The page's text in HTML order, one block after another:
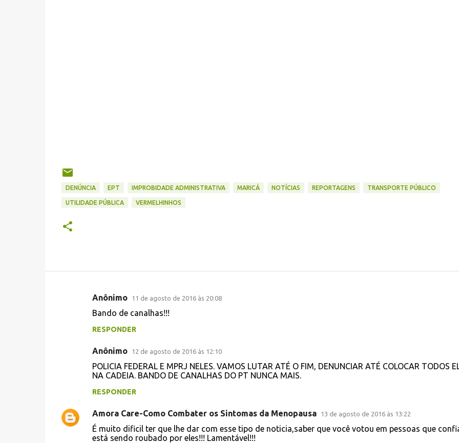
DENÚNCIA EPT IMPROBIDADE ADMINISTRATIVA MARICÁ NOTÍCIAS REPORTAGENS TRANSPORTE PÚBLICO
UTILIDADE PÚBLICA VERMELHINHOS
i
Anônimo 11 de agosto de 2016 às 20:08
Bando de canalhas!!!
RESPONDER
Anônimo 12 de agosto de 2016 às 12:10
POLICIA FEDERAL E MPRJ NELES. VAMOS LUTAR ATÉ O FIM, DENUNCIAR ATÉ COLOCAR TODOS
NA CADEIA. BANDO DE CANALHAS DO PT NUNCA MAIS.
RESPONDER
Amora Care-Como Combater os Sintomas da Menopausa 13 de agosto de 2016 às 13:22
É muito dificil ter que lhe dar com esse tipo de noticia,saber que você votou em pessoas que
está sendo roubado por eles!!! Lamentável!!!